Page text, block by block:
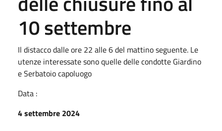
10 settembre
Il distacco dalle ore 22 alle 6 del mattino seguente. Le
utenze interessate sono quelle delle condotte Giardino
e Serbatoio capoluogo
Data :
4 settembre 2024